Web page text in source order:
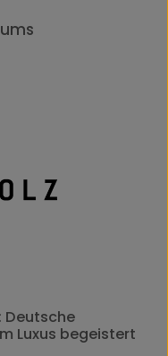
Deutsche
Luxus begeistert